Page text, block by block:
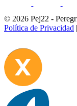
© 2026 Pej22 -
Política de Privacidad |